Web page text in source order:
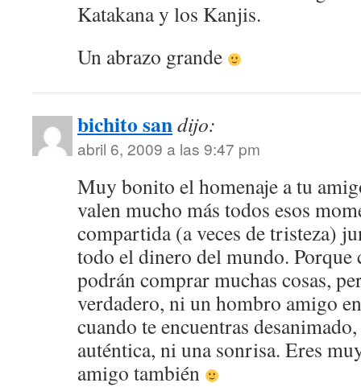
Katakana y los Kanjis.
Un abrazo grande
bichito sandijo:
abril 6, 2009 a las 9:47 pm
Muy bonito el homenaje a tu
valen mucho más todos esos
compartida (a veces de tristeza)
todo el dinero del mundo. Porque
podrán comprar muchas cosas,
verdadero, ni un hombro amigo
cuando te encuentras
auténtica, ni una sonrisa. Eres
amigo también